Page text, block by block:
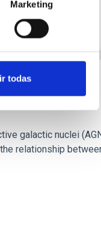
Marketing
todas
galactic nuclei
relationship